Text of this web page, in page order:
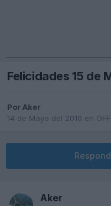
Felicidades 15 de
PorAker
14 de Mayo del 2010 en
Aker